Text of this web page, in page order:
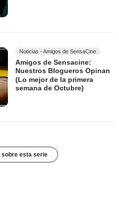
Noticias - Amigos de SensaCine
Amigos de Sensacine:
Nuestros Blogueros Opinan
(Lo mejor de la primera
semana de Octubre)
sobre esta serie